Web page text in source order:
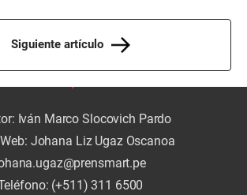
Siguiente artículo
Iván Marco Slocovich Pardo
Johana Liz Ugaz Oscanoa
(+511) 311 6500